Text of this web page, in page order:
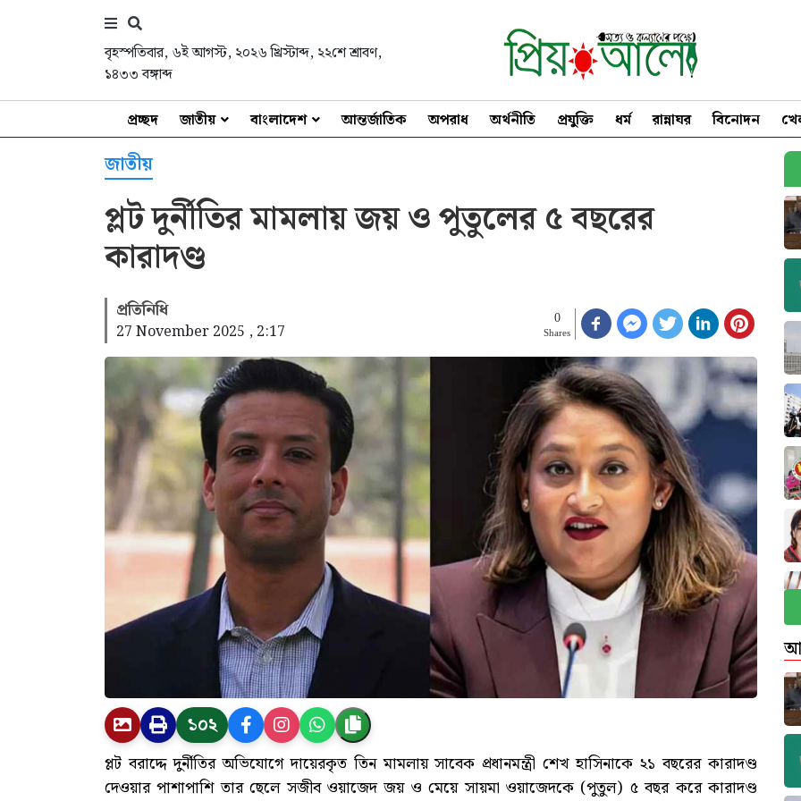
বৃহস্পতিবার, ৬ই আগস্ট, ২০২৬ খ্রিস্টাব্দ, ২২শে শ্রাবণ,
১৪৩৩ বঙ্গাব্দ
প্রচ্ছদ জাতীয় বাংলাদেশ আন্তর্জাতিক অপরাধ অর্থনীতি প্রযুক্তি ধর্ম রান্নাঘর বিনোদন
জাতীয়
প্লট দুর্নীতির মামলায় জয় ও পুতুলের ৫ বছরের
কারাদণ্ড
প্রতিনিধি
27 November 2025 , 2:17
0
Shares
১০২
প্লট বরাদ্দে দুর্নীতির অভিযোগে দায়েরকৃত তিন মামলায় সাবেক প্রধানমন্ত্রী শেখ হাসিনাকে ২১ বছরের কারাদণ্ড
দেওয়ার পাশাপাশি তার ছেলে সজীব ওয়াজেদ জয় ও মেয়ে সায়মা ওয়াজেদকে (পুতুল) ৫ বছর করে কারাদণ্ড